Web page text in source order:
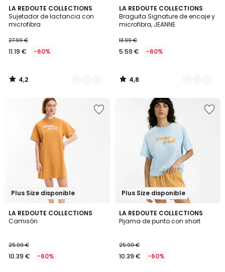
LA REDOUTE COLLECTIONS
Sujetador de lactancia con
microfibra
27.99 €
11.19 € -60%
4,2
/ 5
2
Colores
4,2
/
LA REDOUTE COLLECTIONS
Braguita Signature de encaje y
microfibra, JEANNE
13.99 €
5.59 € -60%
4,8
/ 5
5
Colores
4,8
/
Plus Size disponible
LA REDOUTE COLLECTIONS
Camisón
25.99 €
10.39 € -60%
5
/
Plus Size disponible
LA REDOUTE COLLECTIONS
Pijama de punto con short
25.99 €
10.39 € -60%
4,8
/ 5